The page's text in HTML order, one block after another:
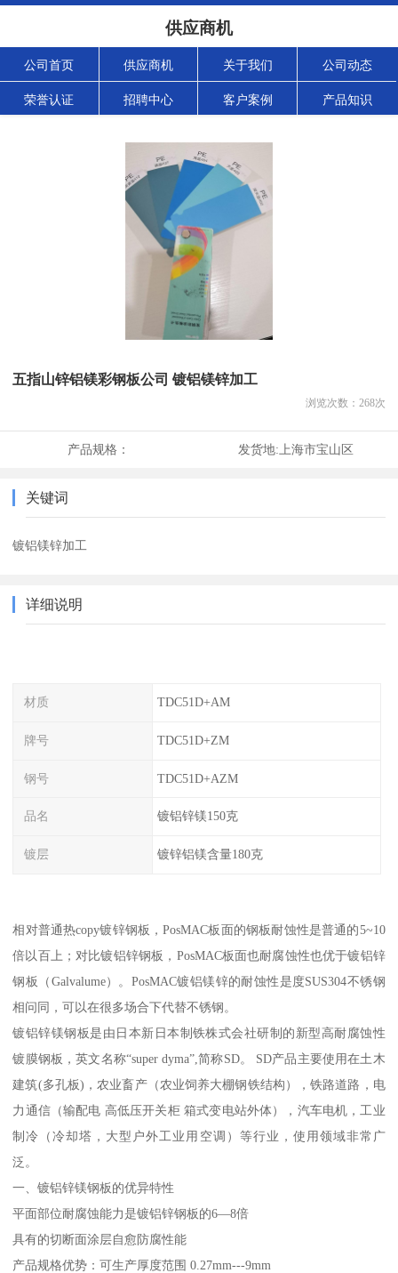
供应商机
公司首页 供应商机 关于我们 公司动态
荣誉认证 招聘中心 客户案例 产品知识
五指山锌铝镁彩钢板公司 镀铝镁锌加工
浏览次数： 268次
产品规格： 发货地: 上海市宝山区
关键词
镀铝镁锌加工
详细说明
材质 TDC51D+AM
牌号 TDC51D+ZM
钢号 TDC51D+AZM
品名 镀铝锌镁150克
镀层 镀锌铝镁含量180克
相对普通热copy镀锌钢板，PosMAC板面的钢板耐蚀性是普通的5~10
倍以百上；对比镀铝锌钢板，PosMAC板面也耐腐蚀性也优于镀铝锌
钢板（Galvalume）。PosMAC镀铝镁锌的耐蚀性是度SUS304不锈钢
相问同，可以在很多场合下代替不锈钢。
镀铝锌镁钢板是由日本新日本制铁株式会社研制的新型高耐腐蚀性
镀膜钢板，英文名称“super dyma”,简称SD。 SD产品主要使用在土木
建筑(多孔板)，农业畜产（农业饲养大棚钢铁结构），铁路道路，电
力通信（输配电 高低压开关柜 箱式变电站外体），汽车电机，工业
制冷（冷却塔，大型户外工业用空调）等行业，使用领域非常广
泛。
一、镀铝锌镁钢板的优异特性
平面部位耐腐蚀能力是镀铝锌钢板的6—8倍
具有的切断面涂层自愈防腐性能
产品规格优势：可生产厚度范围 0.27mm---9mm